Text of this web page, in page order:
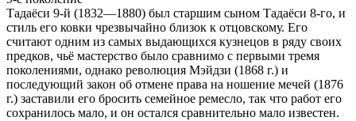
Тадаёси 9-й (1832—1880) был старшим сыном Тадаёси 8-го, и
стиль его ковки чрезвычайно близок к отцовскому. Его
считают одним из самых выдающихся кузнецов в ряду своих
предков, чьё мастерство было сравнимо с первыми тремя
поколениями, однако революция Мэйдзи (1868 г.) и
последующий закон об отмене права на ношение мечей (1876
г.) заставили его бросить семейное ремесло, так что работ его
сохранилось мало, и он остался сравнительно мало известен.